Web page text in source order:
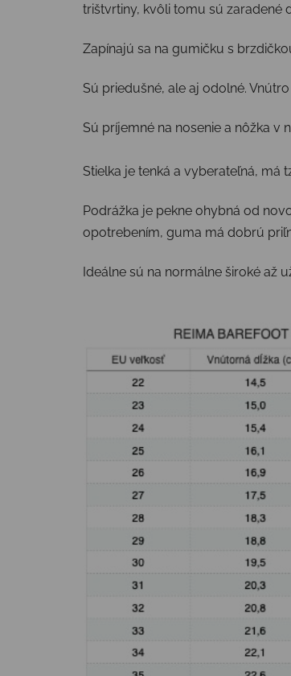
trištvrtiny, kvôli tomu sú zaradené
Zapínajú sa na gumičku s
Sú priedušné, ale aj odolné.
Sú príjemné na nosenie a nôžka v
Stielka je tenká a vyberateľná, má
Podrážka je pekne ohybná od
opotrebením, guma má dobrú
Ideálne sú na normálne široké až